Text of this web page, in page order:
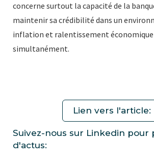
concerne surtout la capacité de la
maintenir sa crédibilité dans un
inflation et ralentissement
simultanément.
Lien vers l'article:
Suivez-nous sur Linkedin pour
d'actus: